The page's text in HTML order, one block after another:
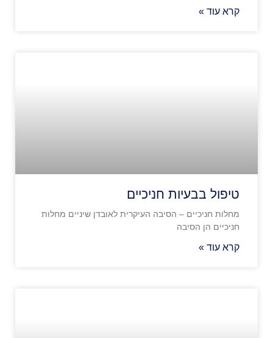
קרא עוד »
טיפול בבעיות חניכיים
מחלות חניכיים – הסיבה העיקרית לאובדן שיניים מחלות
חניכיים הן הסיבה
קרא עוד »